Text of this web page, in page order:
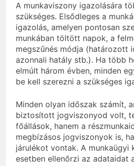
A munkaviszony igazolására
szükséges. Elsődleges a
igazolás, amelyen pontosan
munkában töltött napok, a
megszűnés módja (határozott
azonnali hatály stb.). Ha több
elmúlt három évben, minden
be kell szerezni a szükséges
Minden olyan időszak számít,
biztosított jogviszonyod volt,
főállások, hanem a
megbízásos jogviszonyok is,
járulékot vontak. A munkaügyi
esetben ellenőrzi az adataidat